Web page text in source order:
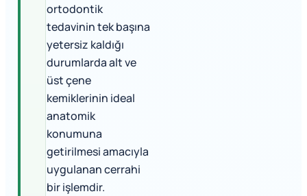
ortodontik
tedavinin tek başına
yetersiz kaldığı
durumlarda alt ve
üst çene
kemiklerinin ideal
anatomik
konumuna
getirilmesi amacıyla
uygulanan cerrahi
bir işlemdir.